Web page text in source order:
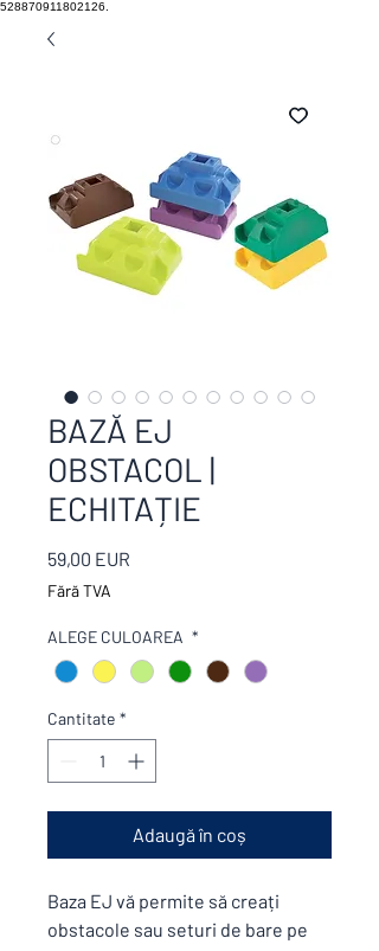
528870911802126.
BAZĂ EJ
OBSTACOL |
ECHITAȚIE
59,00 EUR
Fără TVA
ALEGE CULOAREA *
Cantitate *
Adaugă în coș
Baza EJ vă permite să creați
obstacole sau seturi de bare pe